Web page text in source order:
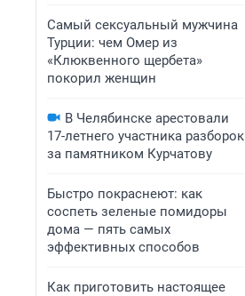
Самый сексуальный мужчина
Турции: чем Омер из
«Клюквенного щербета»
покорил женщин
В Челябинске арестовали
17-летнего участника разборок
за памятником Курчатову
Быстро покраснеют: как
соспеть зеленые помидоры
дома — пять самых
эффективных способов
Как приготовить настоящее